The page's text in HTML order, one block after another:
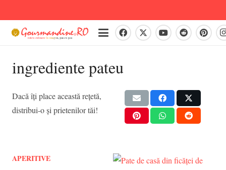
ingrediente pateu
Dacă îți place această rețetă,
distribui-o și prietenilor tăi!
APERITIVE